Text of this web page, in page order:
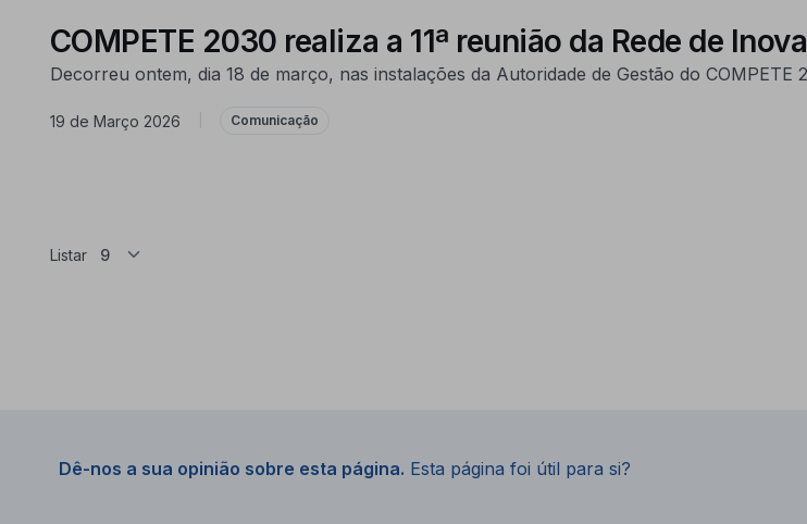
COMPETE 2030 realiza a 11ª reunião da Rede de
Decorreu ontem, dia 18 de março, nas instalações da Autoridade de Gestão do COMPETE
19 de Março 2026 Comunicação
Listar
Dê-nos a sua opinião sobre esta página. Esta página foi útil para si?